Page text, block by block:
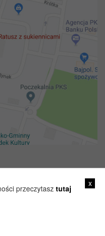
x
przeczytasz tutaj